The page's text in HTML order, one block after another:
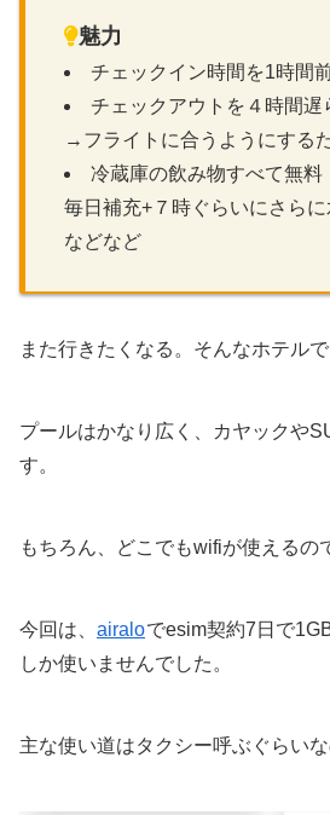
魅力
チェックイン時間を1時間
チェックアウトを４時間遅
→フライトに合うようにする
冷蔵庫の飲み物すべて無料
毎日補充+７時ぐらいにさら
などなど
また行きたくなる。そんなホテルで
プールはかなり広く、カヤックや
す。
もちろん、どこでもwifiが使えるの
今回は、 airaloでesim契約7日で
しか使いませんでした。
主な使い道はタクシー呼ぶぐらいな